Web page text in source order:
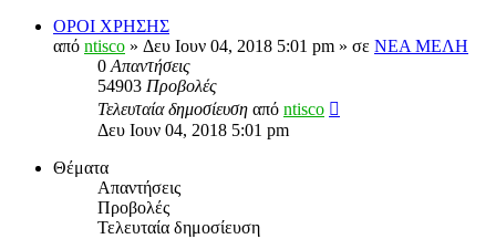
ΟΡΟΙ ΧΡΗΣΗΣ
από ntisco » Δευ Ιουν 04, 2018 5:01 pm » σε ΝΕΑ ΜΕΛΗ
0 Απαντήσεις
54903 Προβολές
Τελευταία δημοσίευση από ntisco
Δευ Ιουν 04, 2018 5:01 pm
Θέματα
Απαντήσεις
Προβολές
Τελευταία δημοσίευση